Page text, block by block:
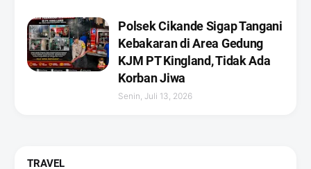
Polsek Cikande Sigap Tangani
Kebakaran di Area Gedung
KJM PT Kingland, Tidak Ada
Korban Jiwa
Senin, Juli 13, 2026
TRAVEL